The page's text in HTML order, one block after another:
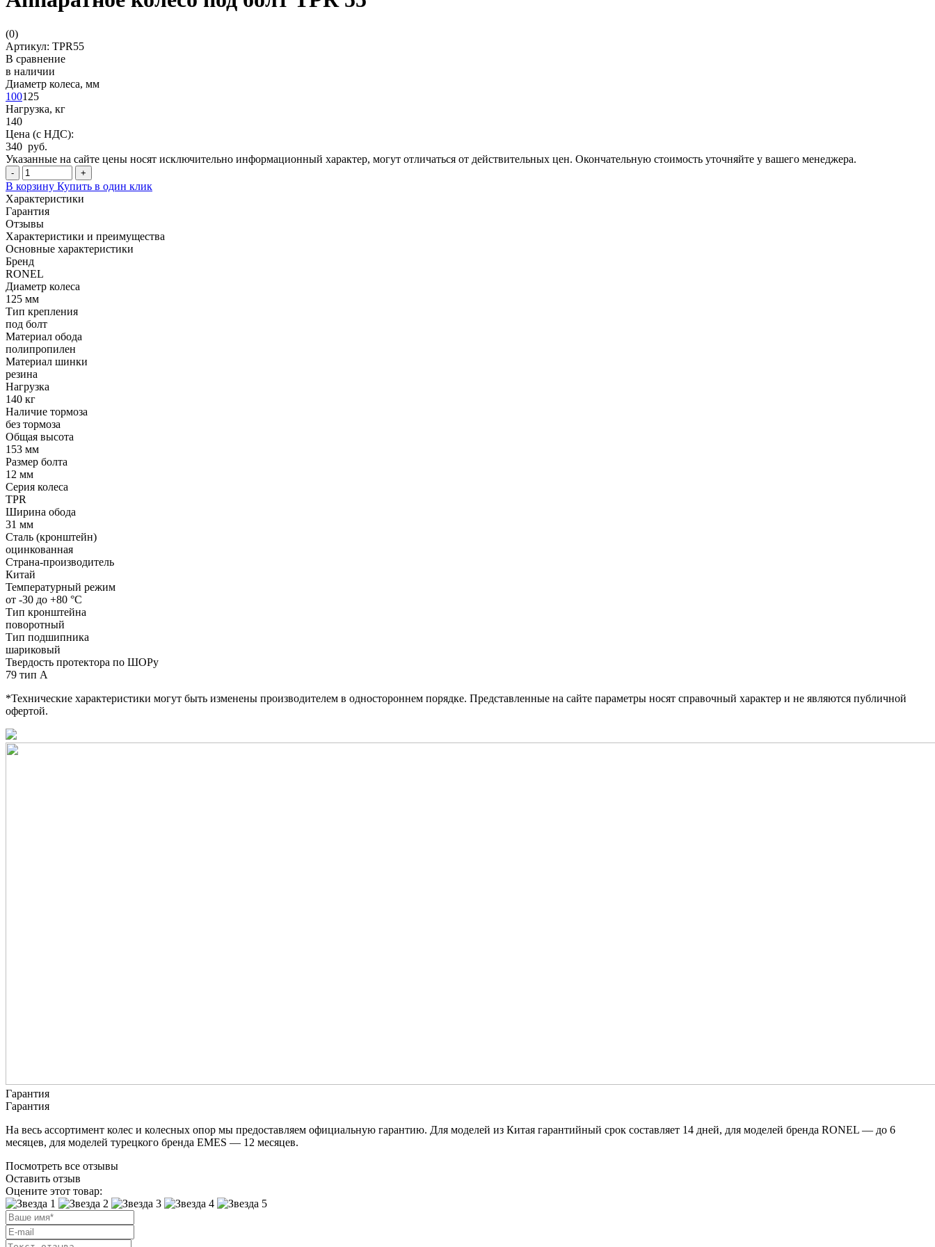
(0)
Артикул: TPR55
В сравнение
в наличии
Диаметр колеса, мм
100125
Нагрузка, кг
140
Цена (с НДС):
340 руб.
Указанные на сайте цены носят исключительно информационный характер, могут отличаться от действительных цен. Окончательную стоимость уточняйте у вашего менеджера.
- +
В корзину Купить в один клик
Характеристики
Гарантия
Отзывы
Характеристики и преимущества
Основные характеристики
Бренд
RONEL
Диаметр колеса
125 мм
Тип крепления
под болт
Материал обода
полипропилен
Материал шинки
резина
Нагрузка
140 кг
Наличие тормоза
без тормоза
Общая высота
153 мм
Размер болта
12 мм
Серия колеса
TPR
Ширина обода
31 мм
Сталь (кронштейн)
оцинкованная
Страна-производитель
Китай
Температурный режим
от -30 до +80 °С
Тип кронштейна
поворотный
Тип подшипника
шариковый
Твердость протектора по ШОРу
79 тип А
*Технические характеристики могут быть изменены производителем в одностороннем порядке. Представленные на сайте параметры носят справочный характер и не являются публичной
офертой.
Гарантия
Гарантия
На весь ассортимент колес и колесных опор мы предоставляем официальную гарантию. Для моделей из Китая гарантийный срок составляет 14 дней, для моделей бренда RONEL — до 6
месяцев, для моделей турецкого бренда EMES — 12 месяцев.
Посмотреть все отзывы
Оставить отзыв
Оцените этот товар: